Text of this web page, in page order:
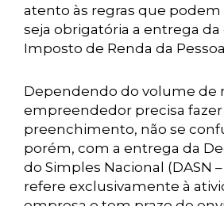
atento às regras que
seja obrigatória a entrega da
Imposto de Renda da Pessoa
Dependendo do volume de
empreendedor precisa fazer
preenchimento, não se
porém, com a entrega da
do Simples Nacional (DASN
refere exclusivamente à